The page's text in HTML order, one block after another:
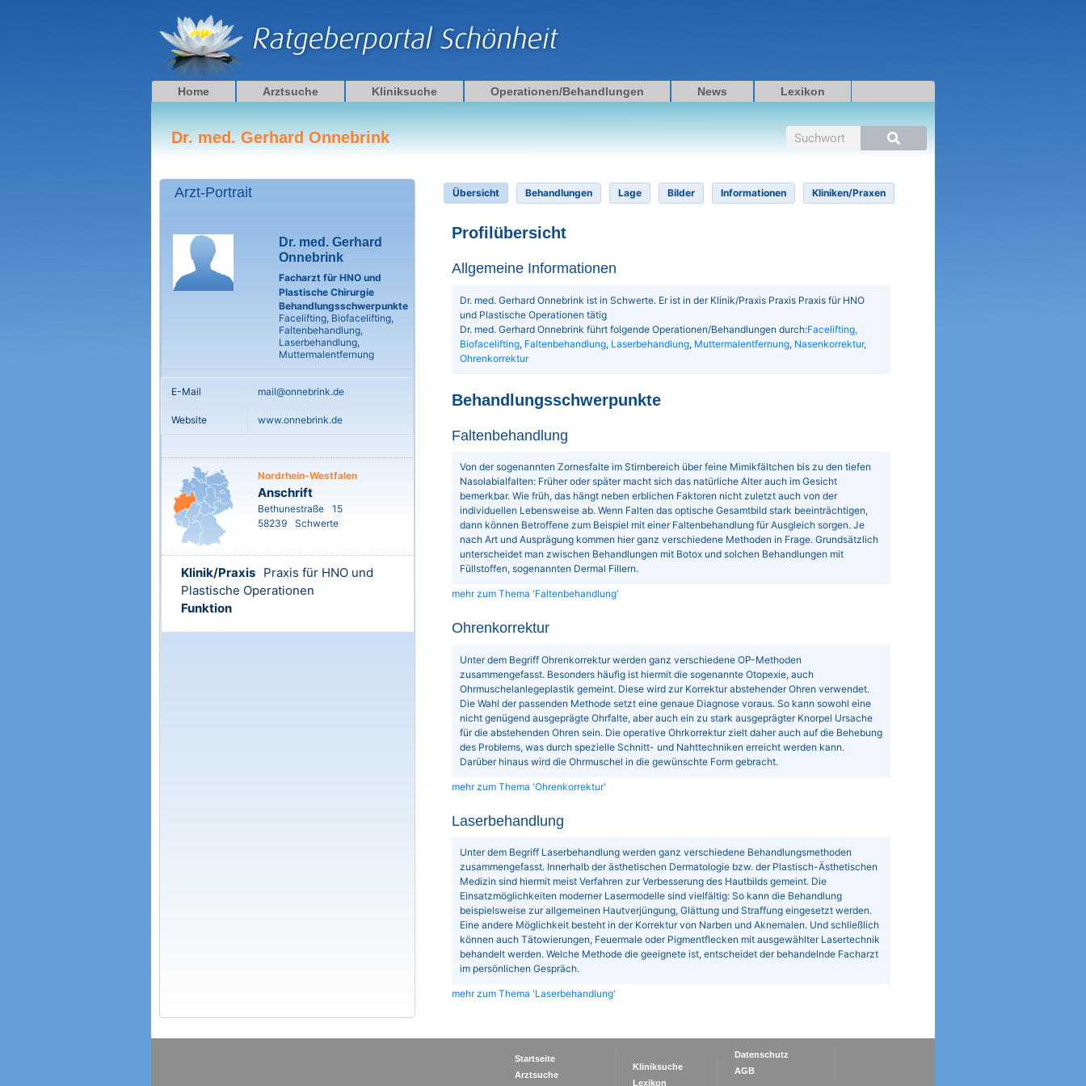
Home Arztsuche Kliniksuche Operationen/Behandlungen News Lexikon
Dr. med. Gerhard Onnebrink Suche
Arzt-Portrait
Dr. med. Gerhard
Onnebrink
Facharzt für HNO und
Plastische Chirurgie
Behandlungsschwerpunkte
Facelifting, Biofacelifting,
Faltenbehandlung,
Laserbehandlung,
Muttermalentfernung
E-Mail mail@onnebrink.de
Website www.onnebrink.de
Nordrhein-Westfalen
Anschrift
Bethunestraße
15
58239
Schwerte
Klinik/Praxis Praxis für HNO und
Plastische Operationen
Funktion
Übersicht Behandlungen Lage Bilder Informationen Kliniken/Praxen
Profilübersicht
Allgemeine Informationen
Dr. med. Gerhard Onnebrink ist in Schwerte. Er ist in der Klinik/Praxis Praxis Praxis für HNO
und Plastische Operationen tätig
Dr. med. Gerhard Onnebrink führt folgende Operationen/Behandlungen durch:Facelifting,
Biofacelifting, Faltenbehandlung, Laserbehandlung, Muttermalentfernung, Nasenkorrektur,
Ohrenkorrektur
Behandlungsschwerpunkte
Faltenbehandlung
Von der sogenannten Zornesfalte im Stirnbereich über feine Mimikfältchen bis zu den tiefen
Nasolabialfalten: Früher oder später macht sich das natürliche Alter auch im Gesicht
bemerkbar. Wie früh, das hängt neben erblichen Faktoren nicht zuletzt auch von der
individuellen Lebensweise ab. Wenn Falten das optische Gesamtbild stark beeinträchtigen,
dann können Betroffene zum Beispiel mit einer Faltenbehandlung für Ausgleich sorgen. Je
nach Art und Ausprägung kommen hier ganz verschiedene Methoden in Frage. Grundsätzlich
unterscheidet man zwischen Behandlungen mit Botox und solchen Behandlungen mit
Füllstoffen, sogenannten Dermal Fillern.
mehr zum Thema 'Faltenbehandlung'
Ohrenkorrektur
Unter dem Begriff Ohrenkorrektur werden ganz verschiedene OP-Methoden
zusammengefasst. Besonders häufig ist hiermit die sogenannte Otopexie, auch
Ohrmuschelanlegeplastik gemeint. Diese wird zur Korrektur abstehender Ohren verwendet.
Die Wahl der passenden Methode setzt eine genaue Diagnose voraus. So kann sowohl eine
nicht genügend ausgeprägte Ohrfalte, aber auch ein zu stark ausgeprägter Knorpel Ursache
für die abstehenden Ohren sein. Die operative Ohrkorrektur zielt daher auch auf die Behebung
des Problems, was durch spezielle Schnitt- und Nahttechniken erreicht werden kann.
Darüber hinaus wird die Ohrmuschel in die gewünschte Form gebracht.
mehr zum Thema 'Ohrenkorrektur'
Laserbehandlung
Unter dem Begriff Laserbehandlung werden ganz verschiedene Behandlungsmethoden
zusammengefasst. Innerhalb der ästhetischen Dermatologie bzw. der Plastisch-Ästhetischen
Medizin sind hiermit meist Verfahren zur Verbesserung des Hautbilds gemeint. Die
Einsatzmöglichkeiten moderner Lasermodelle sind vielfältig: So kann die Behandlung
beispielsweise zur allgemeinen Hautverjüngung, Glättung und Straffung eingesetzt werden.
Eine andere Möglichkeit besteht in der Korrektur von Narben und Aknemalen. Und schließlich
können auch Tätowierungen, Feuermale oder Pigmentflecken mit ausgewählter Lasertechnik
behandelt werden. Welche Methode die geeignete ist, entscheidet der behandelnde Facharzt
im persönlichen Gespräch.
mehr zum Thema 'Laserbehandlung'
Startseite
Arztsuche
Kliniksuche
Lexikon
Datenschutz
AGB